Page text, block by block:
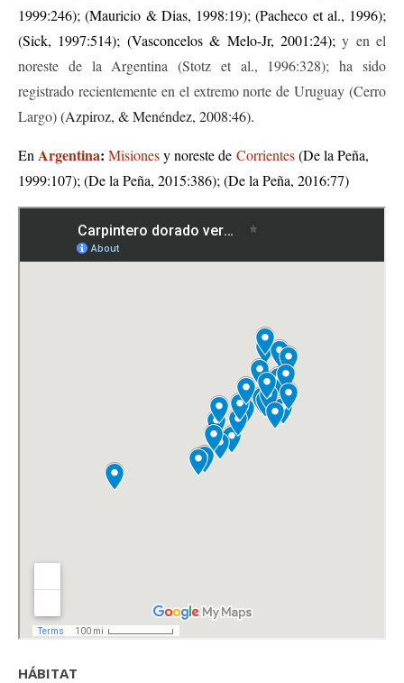
1999:246); (Mauricio & Dias, 1998:19); (Pacheco et al., 1996);
(Sick, 1997:514); (Vasconcelos & Melo-Jr, 2001:24); y en el
noreste de la Argentina (Stotz et al., 1996:328); ha sido
registrado recientemente en el extremo norte de Uruguay (Cerro
Largo)(Azpiroz, &Menéndez, 2008:46).
En Argentina: Misionesy noreste de Corrientes(De la Peña,
1999:107); (De la Peña, 2015:386); (De la Peña, 2016:77)
HÁBITAT